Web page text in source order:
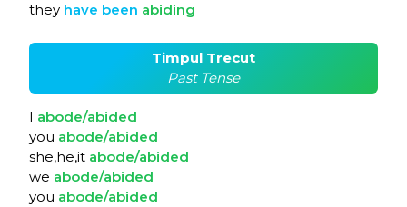
they have been abiding
Timpul Trecut
Past Tense
I abode/abided
you abode/abided
she,he,it abode/abided
we abode/abided
you abode/abided